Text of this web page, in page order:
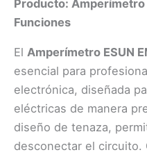
Producto: Amperímetro
Funciones
El Amperímetro ESUN
esencial para
electrónica, diseñada
eléctricas de manera
diseño de tenaza,
desconectar el circuito.